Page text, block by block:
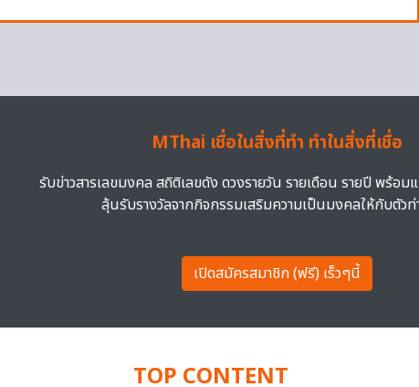
MThai เชื่อในสิ่งที่ทำ ทำในสิ่งที่เชื่อ
รับข่าวสารเลขมงคล สถิติเลขดัง ดวงรายวัน รายเดือน รายปี พร้อม
ลุ้นรับรางวัลจากกิจกรรมเสริมความเป็นมงคลให้กับตัวท่
เปิดสมัครสมาชิก (ฟรี) เร็วๆนี้
TOP CONTENT